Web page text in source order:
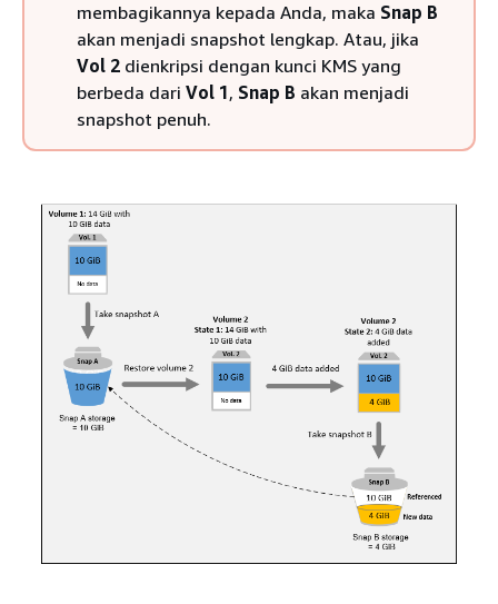
membagikannya kepada Anda, maka Snap B
akan menjadi snapshot lengkap. Atau, jika
Vol 2 dienkripsi dengan kunci KMS yang
berbeda dari Vol 1, Snap B akan menjadi
snapshot penuh.